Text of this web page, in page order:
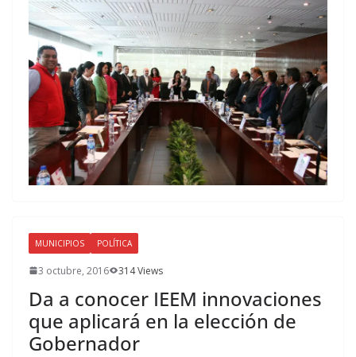
MUNICIPIOS POLÍTICA
3 octubre, 2016 314 Views
Da a conocer IEEM innovaciones
que aplicará en la elección de
Gobernador